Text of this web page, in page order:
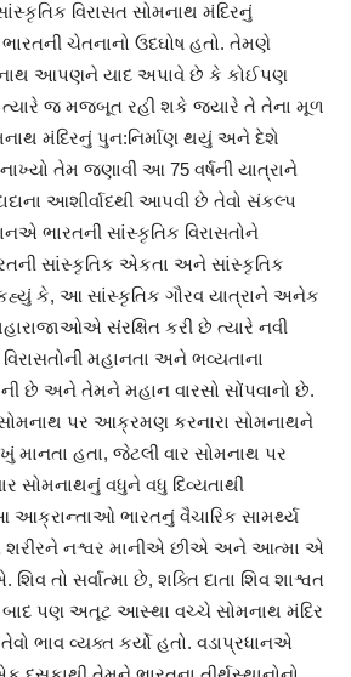
વિરાસત સોમનાથ મંદિરનું
ચેતનાનો ઉદઘોષ હતો. તેમણે
આપણને યાદ અપાવે છે કે કોઈપણ
ત્યારે જ મજબૂત રહી શકે જ્યારે તે તેના મૂળ
મંદિરનું પુન:નિર્માણ થયું અને દેશે
તેમ જણાવી આ 75 વર્ષની યાત્રાને
આશીર્વાદથી આપવી છે તેવો સંકલ્પ
ભારતની સાંસ્કૃતિક વિરાસતોને
સાંસ્કૃતિક એકતા અને સાંસ્કૃતિક
કે, આ સાંસ્કૃતિક ગૌરવ યાત્રાને અનેક
સંરક્ષિત કરી છે ત્યારે નવી
મહાનતા અને ભવ્યતાના
છે અને તેમને મહાન વારસો સોંપવાનો છે.
પર આક્રમણ કરનારા સોમનાથને
માનતા હતા, જેટલી વાર સોમનાથ પર
સોમનાથનું વધુને વધુ દિવ્યતાથી
ભારતનું વૈચારિક સામર્થ્ય
નશ્વર માનીએ છીએ અને આત્મા એ
તો સર્વાત્મા છે, શક્તિ દાતા શિવ શાશ્વત
પણ અતૂટ આસ્થા વચ્ચે સોમનાથ મંદિર
વ્યક્ત કર્યો હતો. વડાપ્રધાનએ